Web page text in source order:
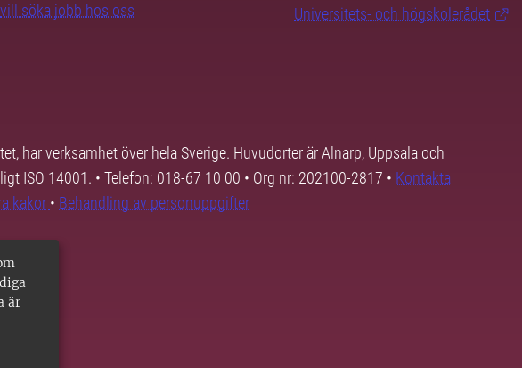
är
vill söka jobb hos oss
Universitets- och högskolerådet
har verksamhet över hela Sverige. Huvudorter är Alnarp, Uppsala och
ISO 14001. • Telefon: 018-67 10 00 • Org nr: 202100-2817 • Kontakta
kakor • Behandling av personuppgifter